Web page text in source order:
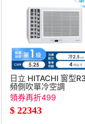
日立 HITACHI 窗型
頻側吹單冷空調
領券再折499
$ 22343